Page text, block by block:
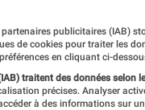
partenaires publicitaires (IAB)
de cookies pour traiter les
en cliquant ci-
traitent des données selon
précises. Analyser
à des informations sur